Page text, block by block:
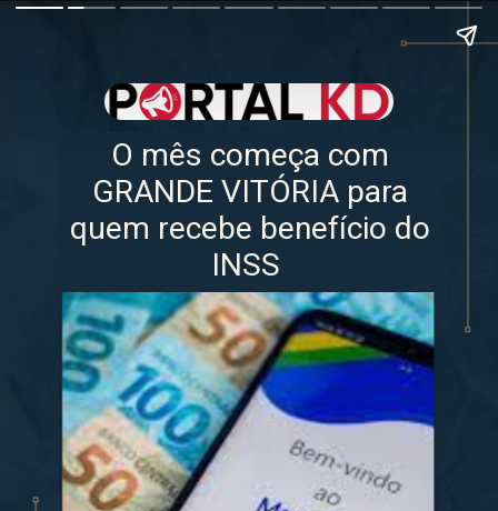
O mês começa com
GRANDE VITÓRIA para
quem recebe benefício do
INSS